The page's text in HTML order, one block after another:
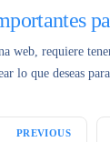
web, requiere
lo que deseas
PREVIOUS